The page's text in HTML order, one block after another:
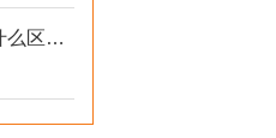
补偿导线的延长型和补偿型有什么区别？